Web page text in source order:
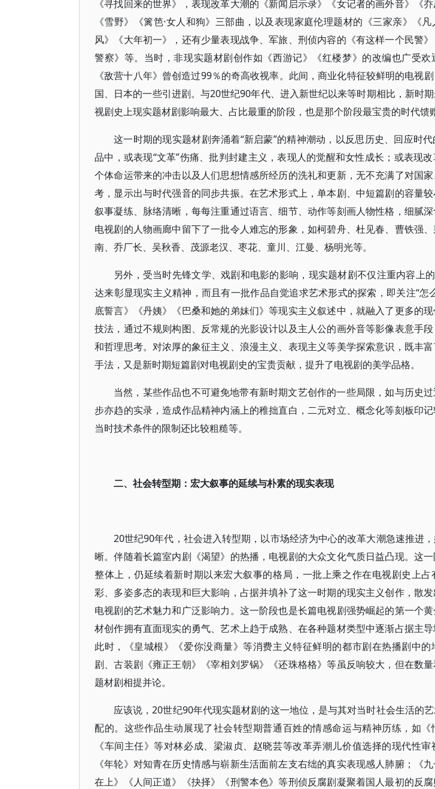
《寻找回来的世界》，表现改革大潮的《新闻启示录》《女记者的画外音》《乔
《雪野》《篱笆·女人和狗》三部曲，以及表现家庭伦理题材的《三家亲》《
风》《大年初一》，还有少量表现战争、军旅、刑侦内容的《有这样一个民警
警察》等。当时，非现实题材剧创作如《西游记》《红楼梦》的改编也广受
《敌营十八年》曾创造过99％的奇高收视率。此间，商业化特征较鲜明的电视
国、日本的一些引进剧。与20世纪90年代、进入新世纪以来等时期相比，新时
视剧史上现实题材剧影响最大、占比最重的阶段，也是那个阶段最宝贵的时代馈
这一时期的现实题材剧奔涌着“新启蒙”的精神潮动，以反思历史、回应时
品中，或表现“文革”伤痛、批判封建主义，表现人的觉醒和女性成长；或表现
个体命运带来的冲击以及人们思想情感所经历的洗礼和更新，无不充满了对国
考，显示出与时代强音的同步共振。在艺术形式上，单本剧、中短篇剧的容量
叙事凝练、脉络清晰，每每注重通过语言、细节、动作等刻画人物性格，细腻
电视剧的人物画廊中留下了一批令人难忘的形象，如柯碧舟、杜见春、曹铁强
南、乔厂长、吴秋香、茂源老汉、枣花、童川、江曼、杨明光等。
另外，受当时先锋文学、戏剧和电影的影响，现实题材剧不仅注重内容上
达来彰显现实主义精神，而且有一批作品自觉追求艺术形式的探索，即关注“怎
底誓言》《丹姨》《巴桑和她的弟妹们》等现实主义叙述中，就融入了更多的
技法，通过不规则构图、反常规的光影设计以及主人公的画外音等影像表意手
和哲理思考。对浓厚的象征主义、浪漫主义、表现主义等美学探索意识，既丰
手法，又是新时期短篇剧对电视剧史的宝贵贡献，提升了电视剧的美学品格。
当然，某些作品也不可避免地带有新时期文艺创作的一些局限，如与历史
步亦趋的实录，造成作品精神内涵上的稚拙直白，二元对立、概念化等刻板印
当时技术条件的限制还比较粗糙等。
二、社会转型期：宏大叙事的延续与朴素的现实表现
20世纪90年代，社会进入转型期，以市场经济为中心的改革大潮急速推进
晰。伴随着长篇室内剧《渴望》的热播，电视剧的大众文化气质日益凸现。这
整体上，仍延续着新时期以来宏大叙事的格局，一批上乘之作在电视剧史上
彩、多姿多态的表现和巨大影响，占据并填补了这一时期的现实主义创作，散
电视剧的艺术魅力和广泛影响力。这一阶段也是长篇电视剧强势崛起的第一个
材创作拥有直面现实的勇气、艺术上趋于成熟、在各种题材类型中逐渐占据主导
此时，《皇城根》《爱你没商量》等消费主义特征鲜明的都市剧在热播剧中的
剧、古装剧《雍正王朝》《宰相刘罗锅》《还珠格格》等虽反响较大，但在数
题材剧相提并论。
应该说，20世纪90年代现实题材剧的这一地位，是与其对当时社会生活的
配的。这些作品生动展现了社会转型期普通百姓的情感命运与精神历练，如《
《车间主任》等对林必成、梁淑贞、赵晓芸等改革弄潮儿价值选择的现代性审
《年轮》对知青在历史情感与崭新生活面前左支右绌的真实表现感人肺腑；《
在上》《人间正道》《抉择》《刑警本色》等刑侦反腐剧凝聚着国人最初的反